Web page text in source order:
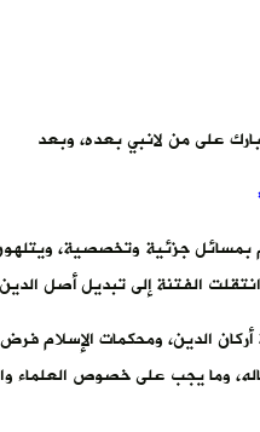
على من لانبي بعده، وبعد
جزئية وتخصصية،
الفتنة إلى تبديل أصل
الدين، ومحكمات الإسلام
وما يجب على خصوص العلماء